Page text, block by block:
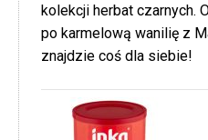
kolekcji herbat czarnych.
po karmelową wanilię z
znajdzie coś dla siebie!